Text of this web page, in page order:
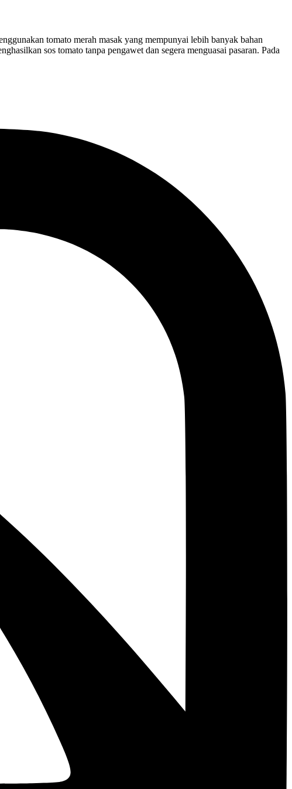
tomato merah masak yang mempunyai lebih banyak bahan
sos tomato tanpa pengawet dan segera menguasai pasaran. Pada